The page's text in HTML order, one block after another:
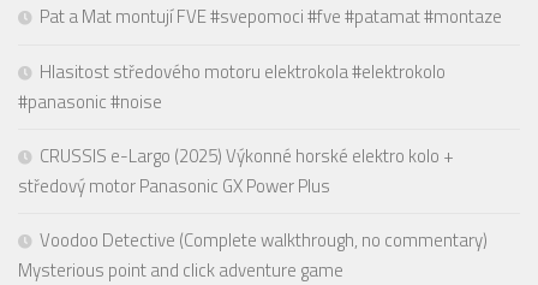
Pat a Mat montují FVE #svepomoci #fve #patamat #montaze
Hlasitost středového motoru elektrokola #elektrokolo
#panasonic #noise
CRUSSIS e-Largo (2025) Výkonné horské elektro kolo +
středový motor Panasonic GX Power Plus
Voodoo Detective (Complete walkthrough, no commentary)
Mysterious point and click adventure game